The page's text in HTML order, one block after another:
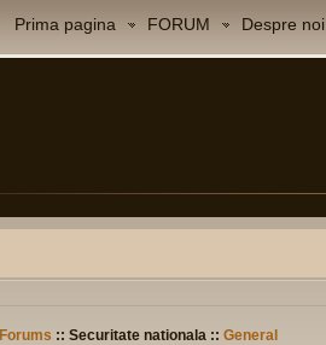
Prima pagina FORUM Despre noi
Forums :: Securitate nationala :: General